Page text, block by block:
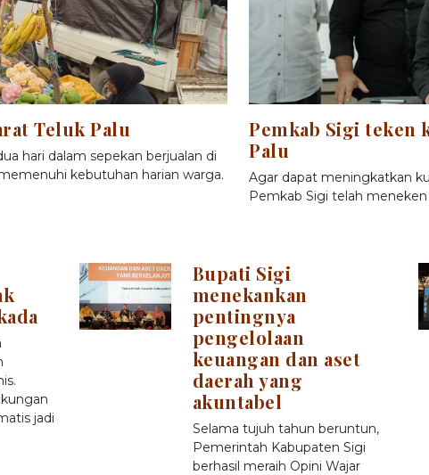
Teluk Palu
hari dalam sepekan berjualan di
kebutuhan harian warga.
Pemkab Sigi teken
Palu
Agar dapat meningkatkan
Pemkab Sigi telah
jadi
Bupati Sigi
menekankan
pentingnya
pengelolaan
keuangan dan aset
daerah yang
akuntabel
Selama tujuh tahun beruntun,
Pemerintah Kabupaten Sigi
berhasil meraih Opini Wajar